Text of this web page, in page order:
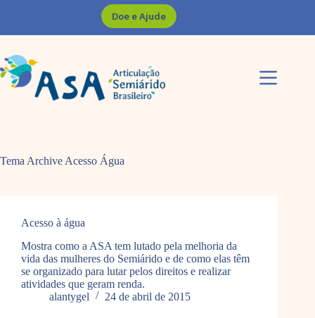
Doe e Ajude
Tema Archive Acesso Água
Acesso à água
Mostra como a ASA tem lutado pela melhoria da
vida das mulheres do Semiárido e de como elas têm
se organizado para lutar pelos direitos e realizar
atividades que geram renda.
alantygel
24 de abril de 2015